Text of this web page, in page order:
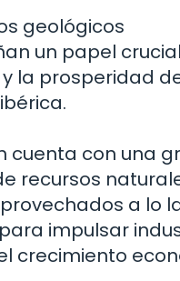
geológicos
un papel
la prosperidad
cuenta con una
recursos
a lo
impulsar
crecimiento